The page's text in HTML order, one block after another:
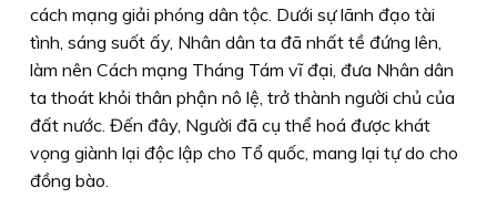
cách mạng giải phóng dân tộc. Dưới sự lãnh đạo tài
tình, sáng suốt ấy, Nhân dân ta đã nhất tề đứng lên,
làm nên Cách mạng Tháng Tám vĩ đại, đưa Nhân dân
ta thoát khỏi thân phận nô lệ, trở thành người chủ của
đất nước. Đến đây, Người đã cụ thể hoá được khát
vọng giành lại độc lập cho Tổ quốc, mang lại tự do cho
đồng bào.